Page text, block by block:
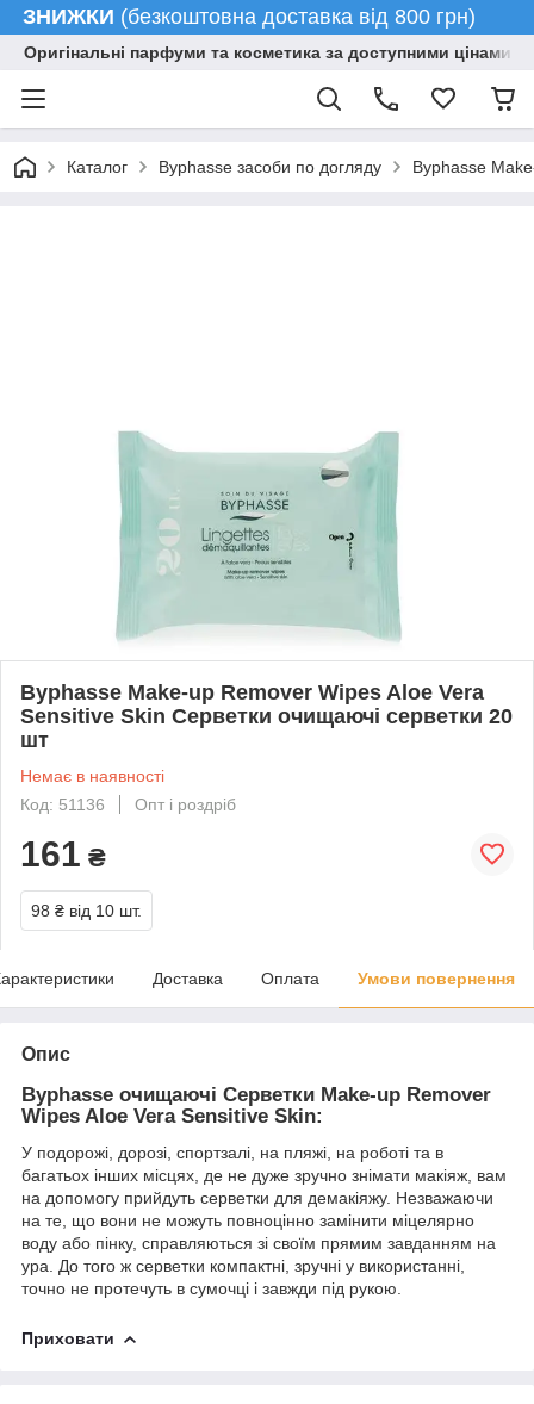
ЗНИЖКИ (безкоштовна доставка від 800 грн)
Оригінальні парфуми та косметика за доступними цінами
Каталог Byphasse засоби по догляду Byphasse
Byphasse Make-up Remover Wipes Aloe Vera
Sensitive Skin Серветки очищаючі серветки 20
шт
Немає в наявності
Код: 51136
Опт і роздріб
161 ₴
98 ₴ від 10 шт.
Доставка Оплата Умови повернення
Опис
Byphasse очищаючі Серветки Make-up Remover
Wipes Aloe Vera Sensitive Skin:
У подорожі, дорозі, спортзалі, на пляжі, на роботі та в
багатьох інших місцях, де не дуже зручно знімати макіяж, вам
на допомогу прийдуть серветки для демакіяжу. Незважаючи
на те, що вони не можуть повноцінно замінити міцелярно
воду або пінку, справляються зі своїм прямим завданням на
ура. До того ж серветки компактні, зручні у використанні,
точно не протечуть в сумочці і завжди під рукою.
Приховати